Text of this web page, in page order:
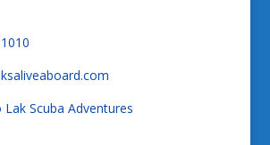
Scuba Adventures